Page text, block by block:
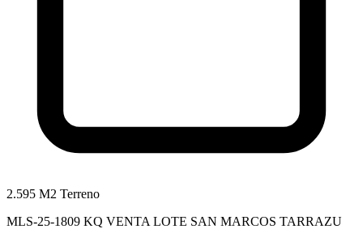
2.595 M2 Terreno
MLS-25-1809 KQ VENTA LOTE SAN MARCOS TARRAZU